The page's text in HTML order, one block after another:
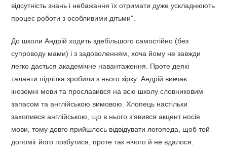
відсутність знань і небажання їх отримати дуже ускладнюють
процес роботи з особливими дітьми”.
До школи Андрій ходить здебільшого самостійно (без
супроводу мами) і з задоволенням, хоча йому не завжди
легко дається академічне навантаження. Проте деякі
таланти підлітка зробили з нього зірку: Андрій вивчає
іноземні мови та прославився на всю школу словниковим
запасом та англійською вимовою. Хлопець настільки
захопився англійською, що в нього з’явився акцент носія
мови, тому довго прийшлось відвідувати логопеда, щоб той
допоміг його позбутися, проте так нічого й не вдалося.